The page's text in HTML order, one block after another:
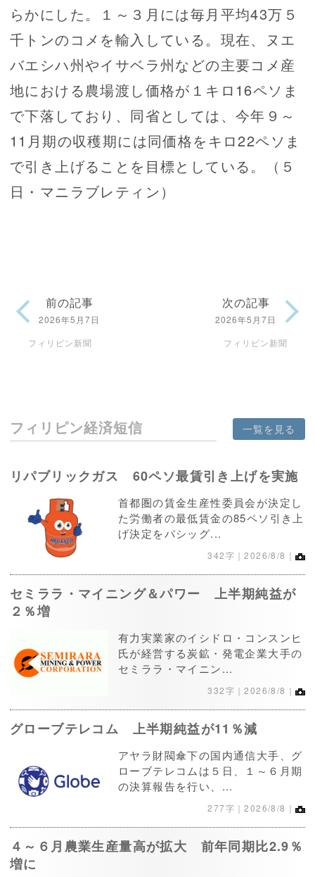
らかにした。１～３月には毎月平均43万５
千トンのコメを輸入している。現在、ヌエ
バエシハ州やイサベラ州などの主要コメ産
地における農場渡し価格が１キロ16ペソま
で下落しており、同省としては、今年９～
11月期の収穫期には同価格をキロ22ペソま
で引き上げることを目標としている。（５
日・マニラブレティン）
前の記事
2026年5月7日
フィリピン新聞
次の記事
2026年5月7日
フィリピン新聞
フィリピン経済短信 一覧を見る
リパブリックガス 60ペソ最賃引き上げを実施
首都圏の賃金生産性委員会が決定し
た労働者の最低賃金の85ペソ引き上
げ決定をパシッグ...
342字｜2026/8/8｜
セミララ・マイニング＆パワー 上半期純益が
２％増
有力実業家のイシドロ・コンスンヒ
氏が経営する炭鉱・発電企業大手の
セミララ・マイニン...
332字｜2026/8/8｜
グローブテレコム 上半期純益が11％減
アヤラ財閥傘下の国内通信大手、グ
ローブテレコムは５日、１～６月期
の決算報告を行い、...
277字｜2026/8/8｜
４～６月農業生産量高が拡大 前年同期比2.9％
増に